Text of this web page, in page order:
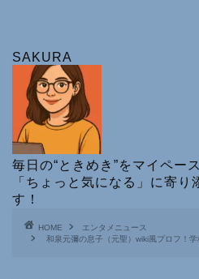
SAKURA
毎日の“ときめき”をマイペー
「ちょっと気になる」に寄り
す！
HOME
エンタメニュース
和泉元彌の息子（元聖）wiki風プロフ！